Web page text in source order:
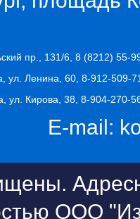
пр., 131/6, 8 (8212) 55-
ул. Ленина, 60, 8-912-509-
ул. Кирова, 38, 8-904-270-
E-mail:
ООО